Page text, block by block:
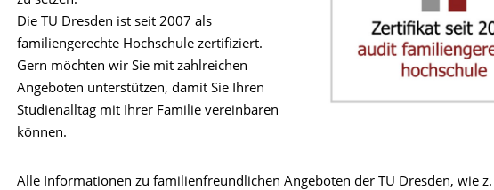
Die TU Dresden ist seit 2007 als
familiengerechte Hochschule zertifiziert.
Gern möchten wir Sie mit zahlreichen
Angeboten unterstützen, damit Sie Ihren
Studienalltag mit Ihrer Familie vereinbaren
können.
Alle Informationen zu familienfreundlichen Angeboten der TU Dresden, wie z.